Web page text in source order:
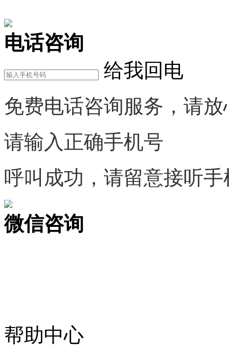
电话咨询
给我回电
免费电话咨询服务，请放
请输入正确手机号
呼叫成功，请留意接听手
微信咨询
帮助中心